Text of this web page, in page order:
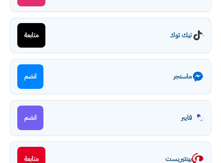
تيك توك متابعة
ماسنجر انضم
فايبر انضم
بينتيريست متابعة